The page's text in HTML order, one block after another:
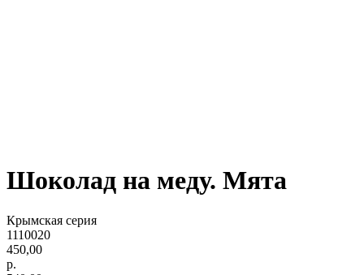
Шоколад на меду. Мята
Крымская серия
1110020
450,00
р.